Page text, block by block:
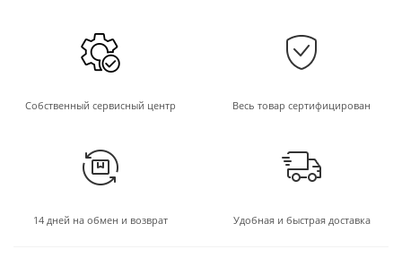
Собственный сервисный центр Весь товар сертифицирован
14 дней на обмен и возврат Удобная и быстрая доставка